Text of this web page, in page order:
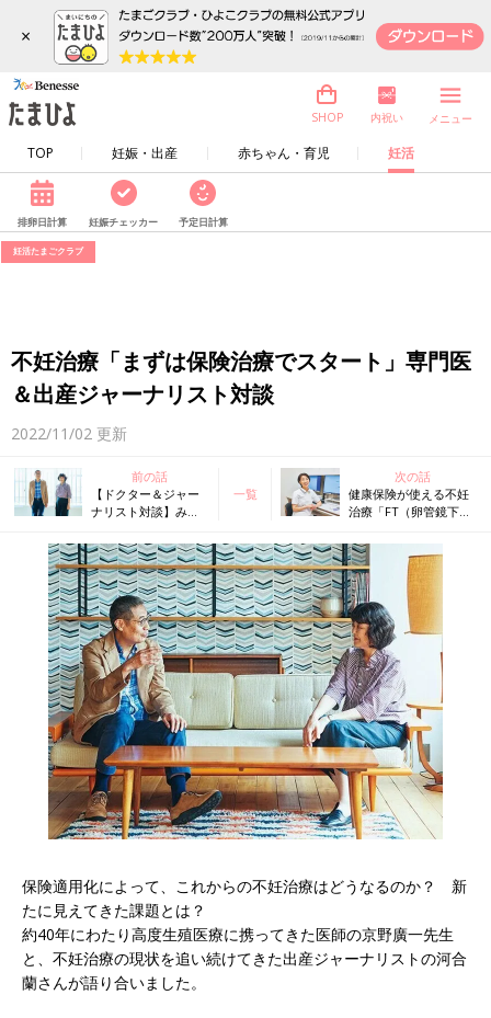
×
TOP 妊娠・出産 赤ちゃん・育児 妊活
SHOP 内祝い メニュー
排卵日計算 妊娠チェッカー 予定日計算
妊活たまごクラブ
不妊治療「まずは保険治療でスタート」専門医
＆出産ジャーナリスト対談
2022/11/02 更新
前の話
【ドクター＆ジャー
ナリスト対談】みん
療保険適用化のこと
を聞いた！
一覧
次の話
健康保険が使える不妊
治療「FT（卵管鏡下卵
て、専門医に聞いてみ
た
保険適用化によって、これからの不妊治療はどうなるのか？ 新
たに見えてきた課題とは？
約40年にわたり高度生殖医療に携ってきた医師の京野廣一先生
と、不妊治療の現状を追い続けてきた出産ジャーナリストの河合
蘭さんが語り合いました。